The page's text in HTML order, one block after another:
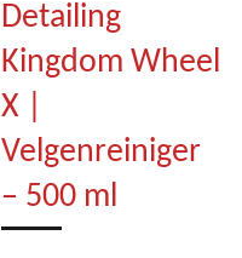
Detailing
Kingdom Wheel
X |
Velgenreiniger
– 500 ml